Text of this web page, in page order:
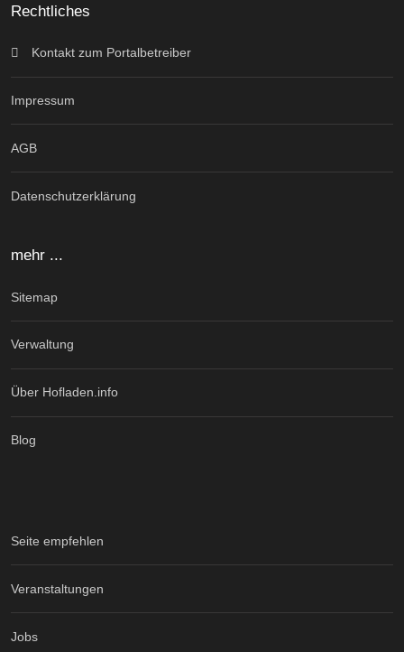
Rechtliches
Kontakt zum Portalbetreiber
Impressum
AGB
Datenschutzerklärung
mehr ...
Sitemap
Verwaltung
Über Hofladen.info
Blog
Seite empfehlen
Veranstaltungen
Jobs